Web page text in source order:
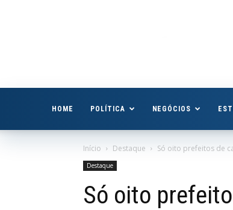
HOME POLÍTICA NEGÓCIOS
Início Destaque Só oito prefeitos de
Destaque
Só oito